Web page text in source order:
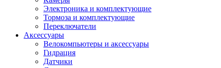
Электроника и комплектующие
Тормоза и комплектующие
Переключатели
Аксессуары
Велокомпьютеры и аксессуары
Гидрация
Датчики